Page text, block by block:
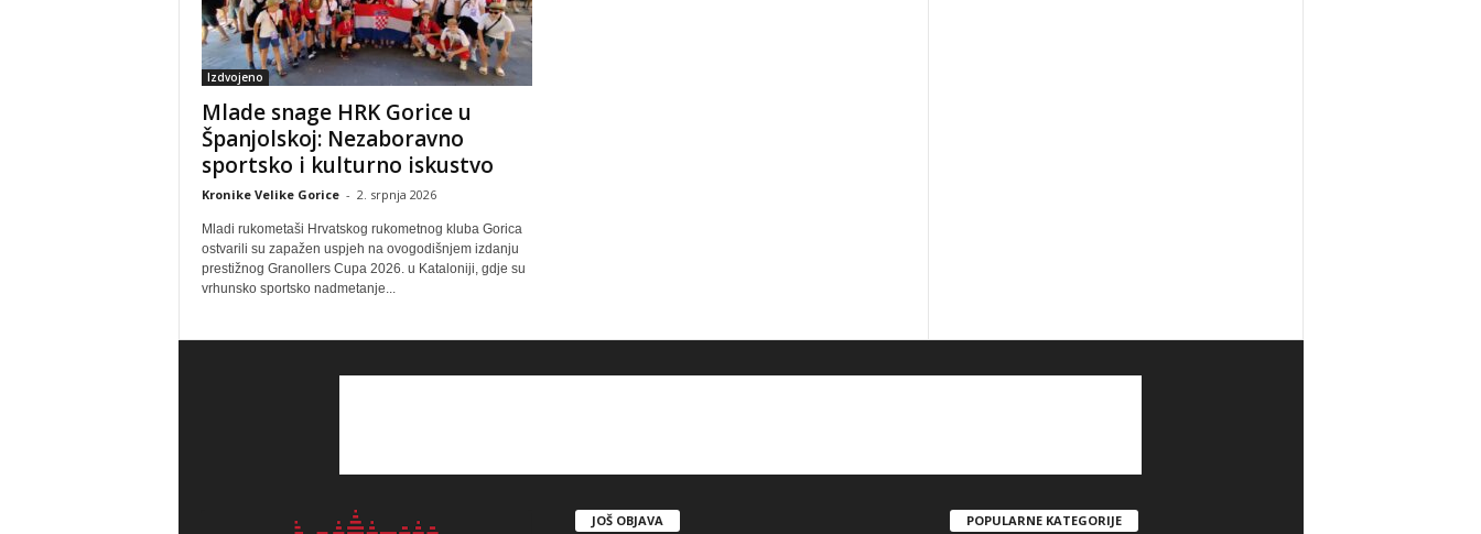
Izdvojeno
Mlade snage HRK Gorice u
Španjolskoj: Nezaboravno
sportsko i kulturno iskustvo
Kronike Velike Gorice - 2. srpnja 2026
Mladi rukometaši Hrvatskog rukometnog kluba Gorica
ostvarili su zapažen uspjeh na ovogodišnjem izdanju
prestižnog Granollers Cupa 2026. u Kataloniji, gdje su
vrhunsko sportsko nadmetanje...
JOŠ OBJAVA POPULARNE KATEGORIJE